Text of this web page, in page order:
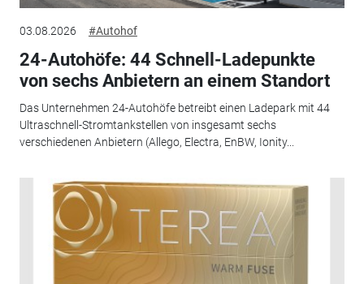
03.08.2026 #Autohof
24-Autohöfe: 44 Schnell-Ladepunkte
von sechs Anbietern an einem Standort
Das Unternehmen 24-Autohöfe betreibt einen Ladepark mit 44
Ultraschnell-Stromtankstellen von insgesamt sechs
verschiedenen Anbietern (Allego, Electra, EnBW, Ionity...